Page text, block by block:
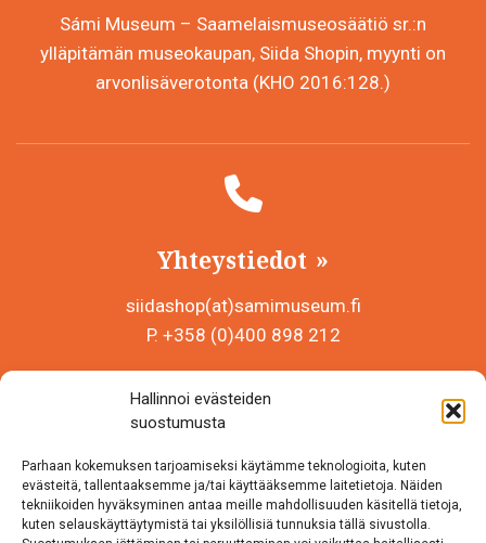
Hallinnoi evästeiden
suostumusta
Parhaan kokemuksen tarjoamiseksi käytämme teknologioita, kuten
evästeitä, tallentaaksemme ja/tai käyttääksemme laitetietoja. Näiden
tekniikoiden hyväksyminen antaa meille mahdollisuuden käsitellä tietoja,
kuten selauskäyttäytymistä tai yksilöllisiä tunnuksia tällä sivustolla.
Sámi Museum – Saamelaismuseosäätiö sr.:n
ylläpitämän museokaupan, Siida Shopin, myynti on
arvonlisäverotonta (KHO 2016:128.)
Yhteystiedot
siidashop(at)samimuseum.fi
P. +358 (0)400 898 212
Y-tunnus 0625907-2
Inarintie 46
99870 Inari